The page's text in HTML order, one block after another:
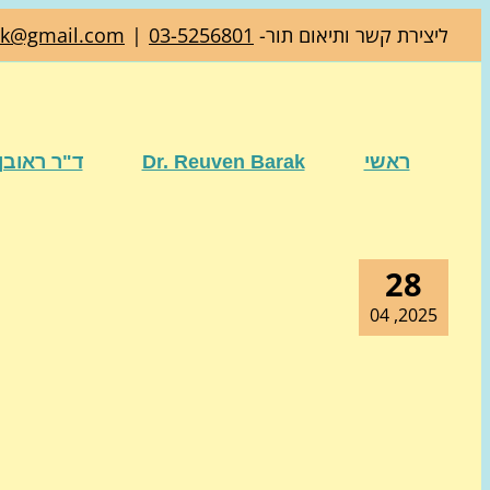
ליצירת קשר ותיאום תור- 03-5256801
|
ראשי Dr. Reuven Barak ד"ר
28
2025, 04